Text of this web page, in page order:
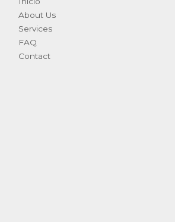
About Us
Services
FAQ
Contact